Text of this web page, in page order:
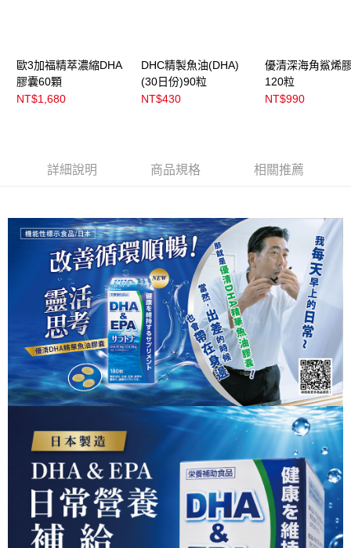
歐3加福精萃濃縮DHA
膠囊60顆
NT$1,680
DHC精製魚油(DHA)
(30日份)90粒
NT$430
優清深海角鯊烯
120粒
NT$990
詳細說明 商品規格 相關推薦